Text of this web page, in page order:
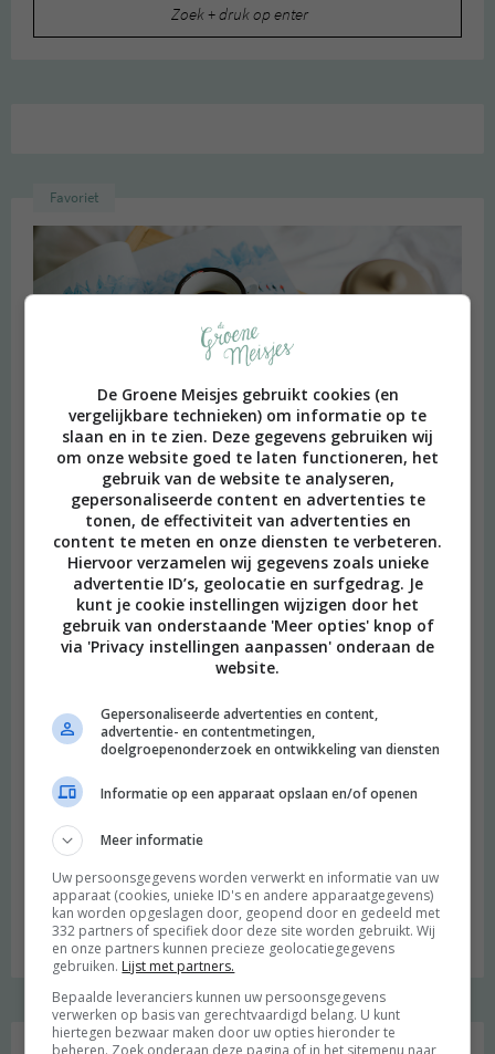
Favoriet
Heimwee
Budget recept: Linzensoep met kokosmelk
Instagram Merel
De Groene Meisjes gebruikt cookies (en
vergelijkbare technieken) om informatie op te
slaan en in te zien. Deze gegevens gebruiken wij
om onze website goed te laten functioneren, het
gebruik van de website te analyseren,
gepersonaliseerde content en advertenties te
tonen, de effectiviteit van advertenties en
content te meten en onze diensten te verbeteren.
Hiervoor verzamelen wij gegevens zoals unieke
advertentie ID’s, geolocatie en surfgedrag. Je
kunt je cookie instellingen wijzigen door het
gebruik van onderstaande 'Meer opties' knop of
via 'Privacy instellingen aanpassen' onderaan de
website.
Gepersonaliseerde advertenties en content,
advertentie- en contentmetingen,
doelgroepenonderzoek en ontwikkeling van diensten
Informatie op een apparaat opslaan en/of openen
Meer informatie
Uw persoonsgegevens worden verwerkt en informatie van uw
apparaat (cookies, unieke ID's en andere apparaatgegevens)
kan worden opgeslagen door, geopend door en gedeeld met
332 partners of specifiek door deze site worden gebruikt. Wij
en onze partners kunnen precieze geolocatiegegevens
gebruiken. Lijst met partners.
Bepaalde leveranciers kunnen uw persoonsgegevens
verwerken op basis van gerechtvaardigd belang. U kunt
hiertegen bezwaar maken door uw opties hieronder te
beheren. Zoek onderaan deze pagina of in het sitemenu naar